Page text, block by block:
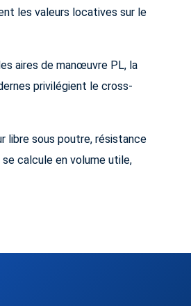
les valeurs locatives sur le
aires de manœuvre PL, la
privilégient le cross-
libre sous poutre, résistance
calcule en volume utile,